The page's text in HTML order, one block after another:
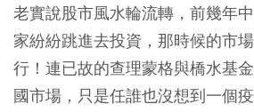
老實說股市風水輪流轉，前幾年
家紛紛跳進去投資，那時候的市
行！連已故的查理蒙格與橋水基
國市場，只是任誰也沒想到一個